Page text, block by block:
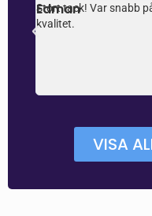
Stort tack! Var snabb
kvalitet.
VISA